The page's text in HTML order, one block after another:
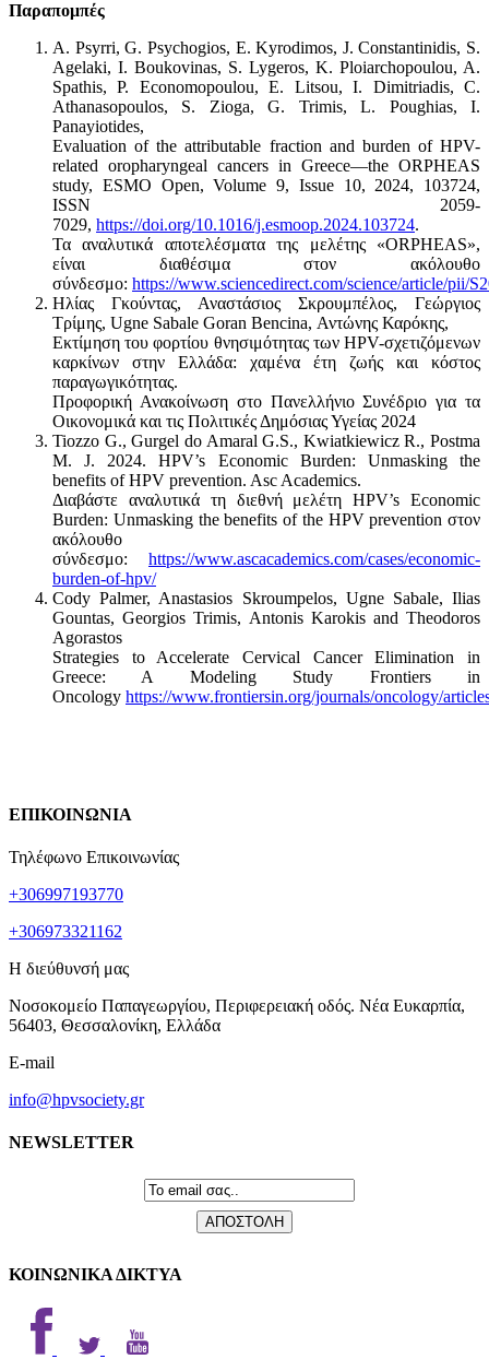
Παραπομπές
A. Psyrri, G. Psychogios, E. Kyrodimos, J. Constantinidis, S.
Agelaki, I. Boukovinas, S. Lygeros, K. Ploiarchopoulou, A.
Spathis, P. Economopoulou, E. Litsou, I. Dimitriadis, C.
Athanasopoulos, S. Zioga, G. Trimis, L. Poughias, I.
Panayiotides,
Evaluation of the attributable fraction and burden of HPV-
related oropharyngeal cancers in Greece—the ORPHEAS
study, ESMO Open, Volume 9, Issue 10, 2024, 103724,
ISSN 2059-
7029, https://doi.org/10.1016/j.esmoop.2024.103724.
Τα αναλυτικά αποτελέσματα της μελέτης «ORPHEAS»,
είναι διαθέσιμα στον ακόλουθο
σύνδεσμο: https://www.sciencedirect.com/science/article/pii/
Ηλίας Γκούντας, Αναστάσιος Σκρουμπέλος, Γεώργιος
Τρίμης, Ugne Sabale Goran Bencina, Αντώνης Καρόκης,
Εκτίμηση του φορτίου θνησιμότητας των HPV-σχετιζόμενων
καρκίνων στην Ελλάδα: χαμένα έτη ζωής και κόστος
παραγωγικότητας.
Προφορική Ανακοίνωση στο Πανελλήνιο Συνέδριο για τα
Οικονομικά και τις Πολιτικές Δημόσιας Υγείας 2024
Tiozzo G., Gurgel do Amaral G.S., Kwiatkiewicz R., Postma
M. J. 2024. HPV’s Economic Burden: Unmasking the
benefits of HPV prevention. Asc Academics.
Διαβάστε αναλυτικά τη διεθνή μελέτη HPV’s Economic
Burden: Unmasking the benefits of the HPV prevention στον
ακόλουθο
σύνδεσμο: https://www.ascacademics.com/cases/economic-
burden-of-hpv/
Cody Palmer, Anastasios Skroumpelos, Ugne Sabale, Ilias
Gountas, Georgios Trimis, Antonis Karokis and Theodoros
Agorastos
Strategies to Accelerate Cervical Cancer Elimination in
Greece: A Modeling Study Frontiers in
Oncology https://www.frontiersin.org/journals/oncology/
ΕΠΙΚΟΙΝΩΝΙΑ
Τηλέφωνο Επικοινωνίας
+306997193770
+306973321162
Η διεύθυνσή μας
Νοσοκομείο Παπαγεωργίου, Περιφερειακή οδός. Νέα Ευκαρπία,
56403, Θεσσαλονίκη, Ελλάδα
E-mail
info@hpvsociety.gr
NEWSLETTER
ΚΟΙΝΩΝΙΚΑ ΔΙΚΤΥΑ